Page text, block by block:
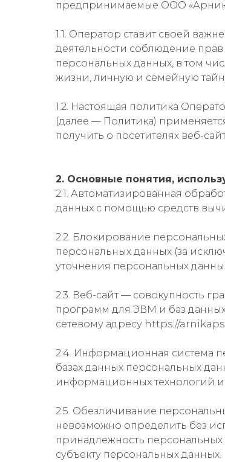
предпринимаемые ООО
1.1. Оператор ставит своей
деятельности соблюдение
персональных данных, в том
жизни, личную и семейную
1.2. Настоящая политика
(далее — Политика)
получить о посетителях веб-
2. Основные понятия,
2.1. Автоматизированная
данных с помощью средств
2.2. Блокирование
персональных данных (за
уточнения персональных
2.3. Веб-сайт — совокупность
программ для ЭВМ и баз
сетевому адресу https://
2.4. Информационная система
базах данных персональных
информационных технологий и
2.5. Обезличивание
невозможно определить без
принадлежность
субъекту персональных данных.